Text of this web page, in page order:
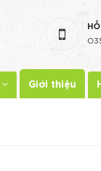
Giới thiệu